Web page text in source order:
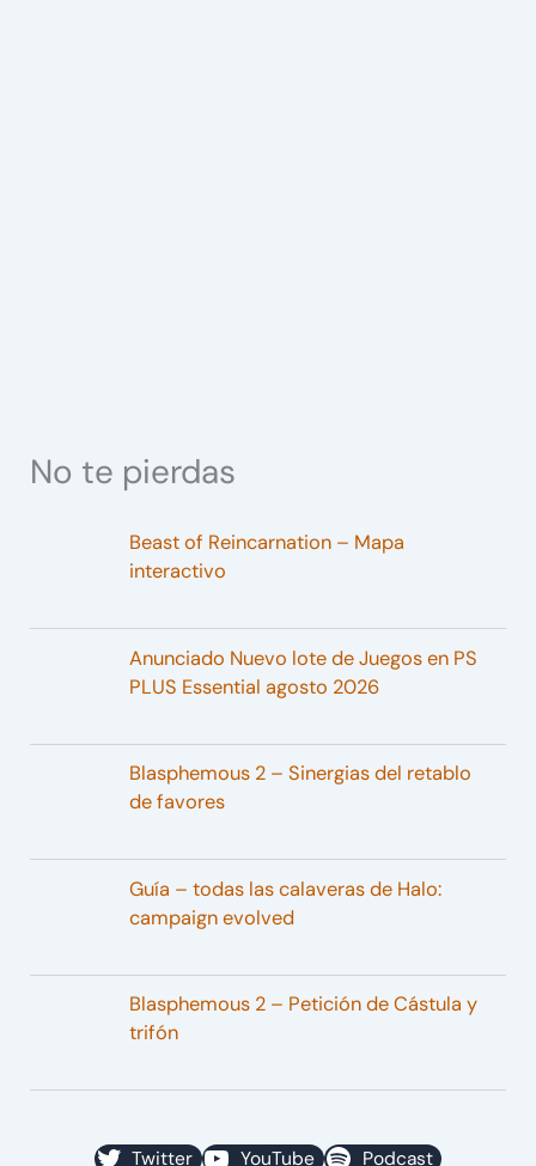
No te pierdas
Beast of Reincarnation – Mapa
interactivo
Anunciado Nuevo lote de Juegos en PS
PLUS Essential agosto 2026
Blasphemous 2 – Sinergias del retablo
de favores
Guía – todas las calaveras de Halo:
campaign evolved
Blasphemous 2 – Petición de Cástula y
trifón
Twitter YouTube
Podcast